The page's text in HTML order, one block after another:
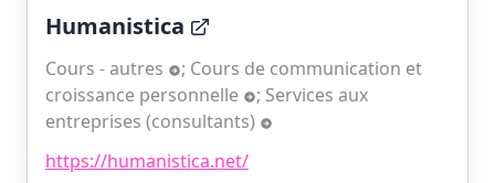
Humanistica
Cours - autres ; Cours de communication et
croissance personnelle
; Services aux
entreprises (consultants)
https://humanistica.net/